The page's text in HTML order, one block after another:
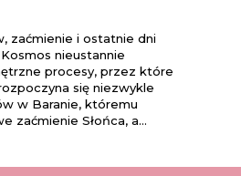
zaćmienie i ostatnie dni
nieustannie
procesy, przez które
się niezwykle
w Baranie, któremu
zaćmienie Słońca, a...